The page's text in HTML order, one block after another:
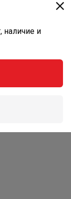
наличие и